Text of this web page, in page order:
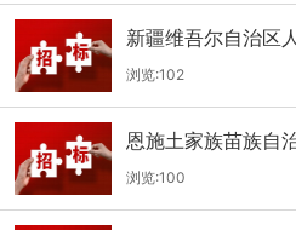
新疆维吾尔自治区
化科氢气检测产品
示
浏览:102
恩施土家族苗族自
用耗材（国产）采
浏览:100